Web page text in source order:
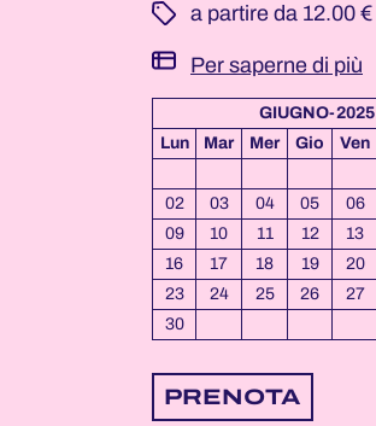
­ a partire da 12.00 €
Per saperne di più
GIUGNO-2025
Lun
Mar Mer Gio Ven
02
03 04 05 06
09
10 11 12 13
16
17 18 19 20
23
24 25 26 27
30
PRENOTA